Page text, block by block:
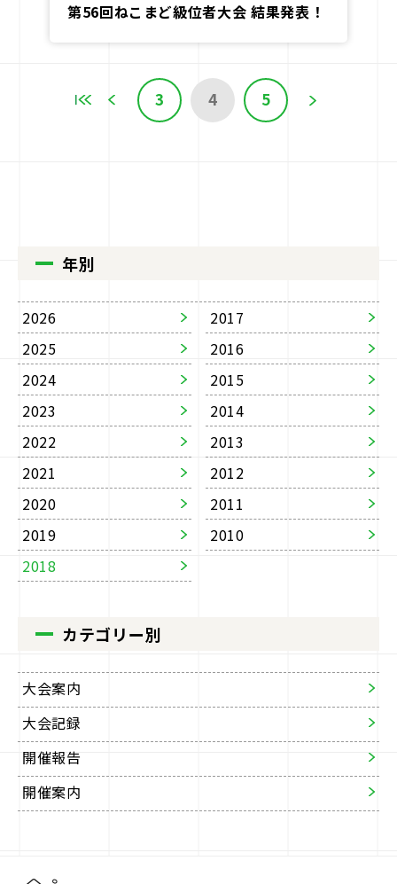
第56回ねこまど級位者大会 結果発表！
3 4 5
年別
2026
2025
2024
2023
2022
2021
2020
2019
2018
2017
2016
2015
2014
2013
2012
2011
2010
カテゴリー別
大会案内
大会記録
開催報告
開催案内